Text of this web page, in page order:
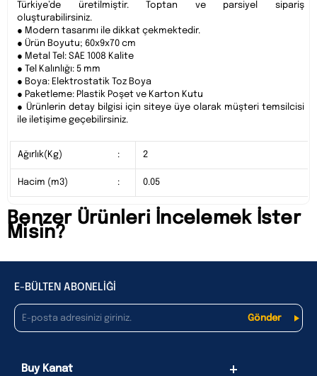
Türkiye’de üretilmiştir. Toptan ve parsiyel sipariş
oluşturabilirsiniz.
● Modern tasarımı ile dikkat çekmektedir.
● Ürün Boyutu; 60x9x70 cm
● Metal Tel: SAE 1008 Kalite
● Tel Kalınlığı: 5 mm
● Boya: Elektrostatik Toz Boya
● Paketleme: Plastik Poşet ve Karton Kutu
● Ürünlerin detay bilgisi için siteye üye olarak müşteri temsilcisi
ile iletişime geçebilirsiniz.
Ağırlık(Kg) : 2
Hacim (m3) : 0.05
Benzer Ürünleri İncelemek İster
Misin?
E-BÜLTEN ABONELİĞİ
Buy Kanat